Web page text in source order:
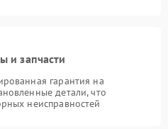
и запчасти
гарантия на
детали, что
неисправностей